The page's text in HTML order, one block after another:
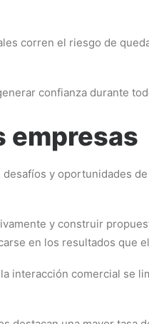
corren el riesgo de
confianza durante
empresas
y oportunidades
y construir
en los resultados que
interacción comercial se